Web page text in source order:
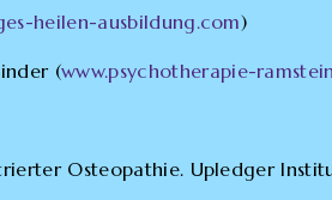
heilen-ausbildung.com)
(www.psychotherapie-
Osteopathie. Upledger